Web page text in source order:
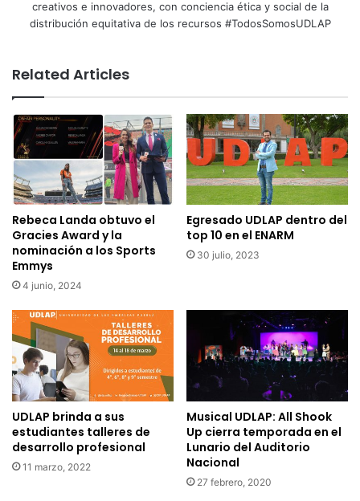
creativos e innovadores, con conciencia ética y social de la
distribución equitativa de los recursos #TodosSomosUDLAP
Related Articles
Rebeca Landa obtuvo el
Gracies Award y la
nominación a los Sports
Emmys
4 junio, 2024
Egresado UDLAP dentro del
top 10 en el ENARM
30 julio, 2023
UDLAP brinda a sus
estudiantes talleres de
desarrollo profesional
11 marzo, 2022
Musical UDLAP: All Shook
Up cierra temporada en el
Lunario del Auditorio
Nacional
27 febrero, 2020